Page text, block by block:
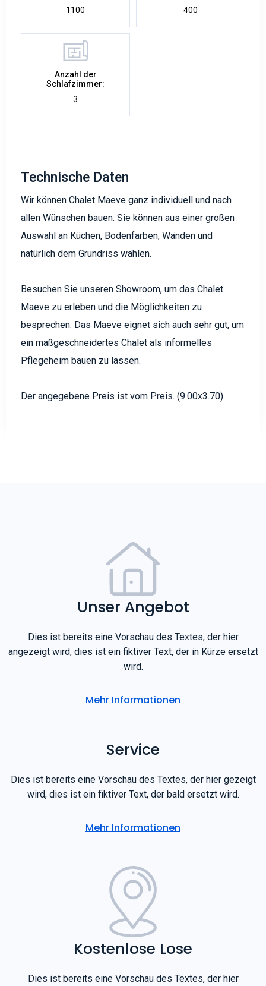
1100
400
Anzahl der
Schlafzimmer:
3
Technische Daten
Wir können Chalet Maeve ganz individuell und nach
allen Wünschen bauen. Sie können aus einer großen
Auswahl an Küchen, Bodenfarben, Wänden und
natürlich dem Grundriss wählen.
Besuchen Sie unseren Showroom, um das Chalet
Maeve zu erleben und die Möglichkeiten zu
besprechen. Das Maeve eignet sich auch sehr gut, um
ein maßgeschneidertes Chalet als informelles
Pflegeheim bauen zu lassen.
Der angegebene Preis ist vom Preis. (9.00x3.70)
Unser Angebot
Dies ist bereits eine Vorschau des Textes, der hier
angezeigt wird, dies ist ein fiktiver Text, der in Kürze ersetzt
wird.
Mehr Informationen
Service
Dies ist bereits eine Vorschau des Textes, der hier gezeigt
wird, dies ist ein fiktiver Text, der bald ersetzt wird.
Mehr Informationen
Kostenlose Lose
Dies ist bereits eine Vorschau des Textes, der hier